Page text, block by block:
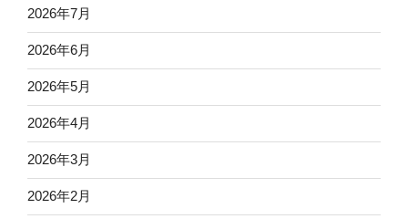
2026年7月
2026年6月
2026年5月
2026年4月
2026年3月
2026年2月